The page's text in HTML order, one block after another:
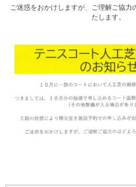
ご迷惑をおかけしますが、ご理解ご協力
たします。